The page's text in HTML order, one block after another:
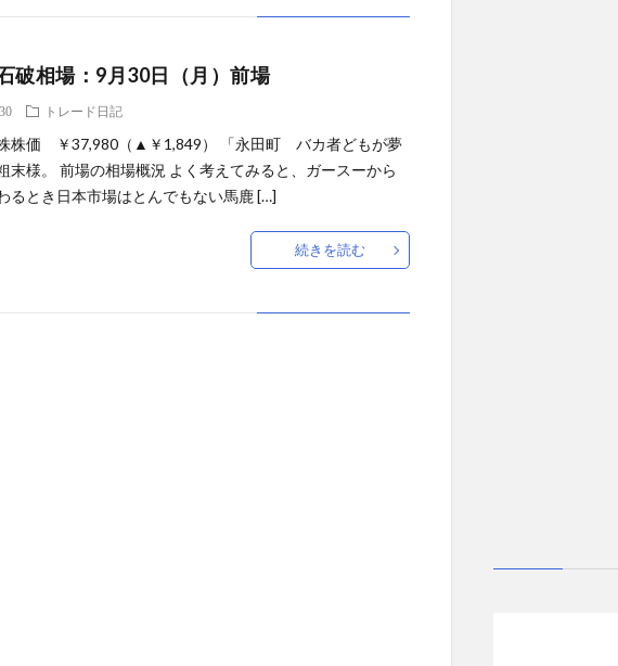
破相場：9月30日（月）前場
トレード日記
株価 ￥37,980（▲￥1,849） 「永田町 バカ者どもが夢
末様。 前場の相場概況 よく考えてみると、ガースーから
るとき日本市場はとんでもない馬鹿 […]
続きを読む